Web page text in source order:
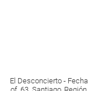
El Desconcierto -